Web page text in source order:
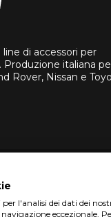
di accessori per
Produzione italiana
Rover, Nissan e
l'analisi dei dati dei
eccezionale.